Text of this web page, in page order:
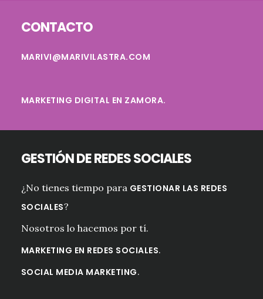
CONTACTO
MARIVI@MARIVILASTRA.COM
MARKETING DIGITAL EN ZAMORA.
GESTIÓN DE REDES SOCIALES
¿No tienes tiempo para GESTIONAR LAS REDES
SOCIALES?
Nosotros lo hacemos por tí.
MARKETING EN REDES SOCIALES.
SOCIAL MEDIA MARKETING.